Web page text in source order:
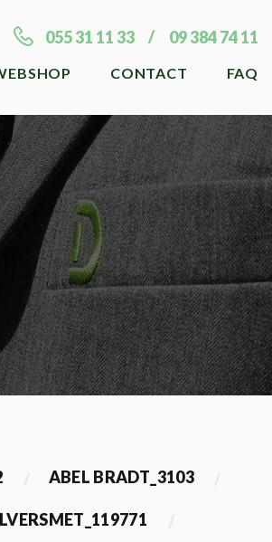
055 31 11 33 09 384 74 11
CONTACT FAQ
ABEL BRADT_3103